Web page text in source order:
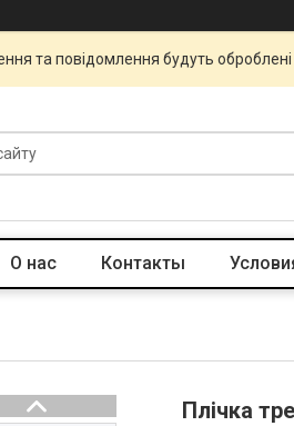
та повідомлення будуть
О нас Контакты
Плічка